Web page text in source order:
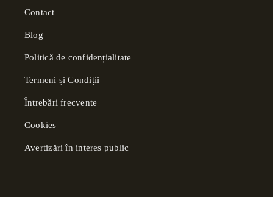
Contact
Blog
Politică de confidențialitate
Termeni și Condiții
Întrebări frecvente
Cookies
Avertizări în interes public